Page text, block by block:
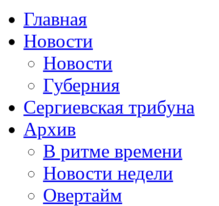
Главная
Новости
Новости
Губерния
Сергиевская трибуна
Архив
В ритме времени
Новости недели
Овертайм